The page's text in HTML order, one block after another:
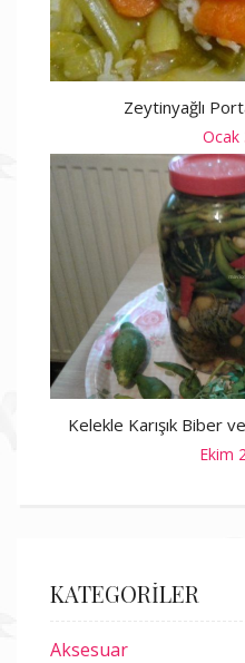
Zeytinyağlı
on
Ocak
Kelekle Karışık Biber
Ekim
KATEGORILER
Aksesuar